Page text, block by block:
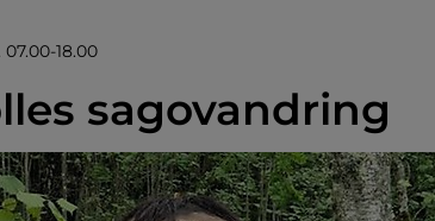
18.00
sagovandring